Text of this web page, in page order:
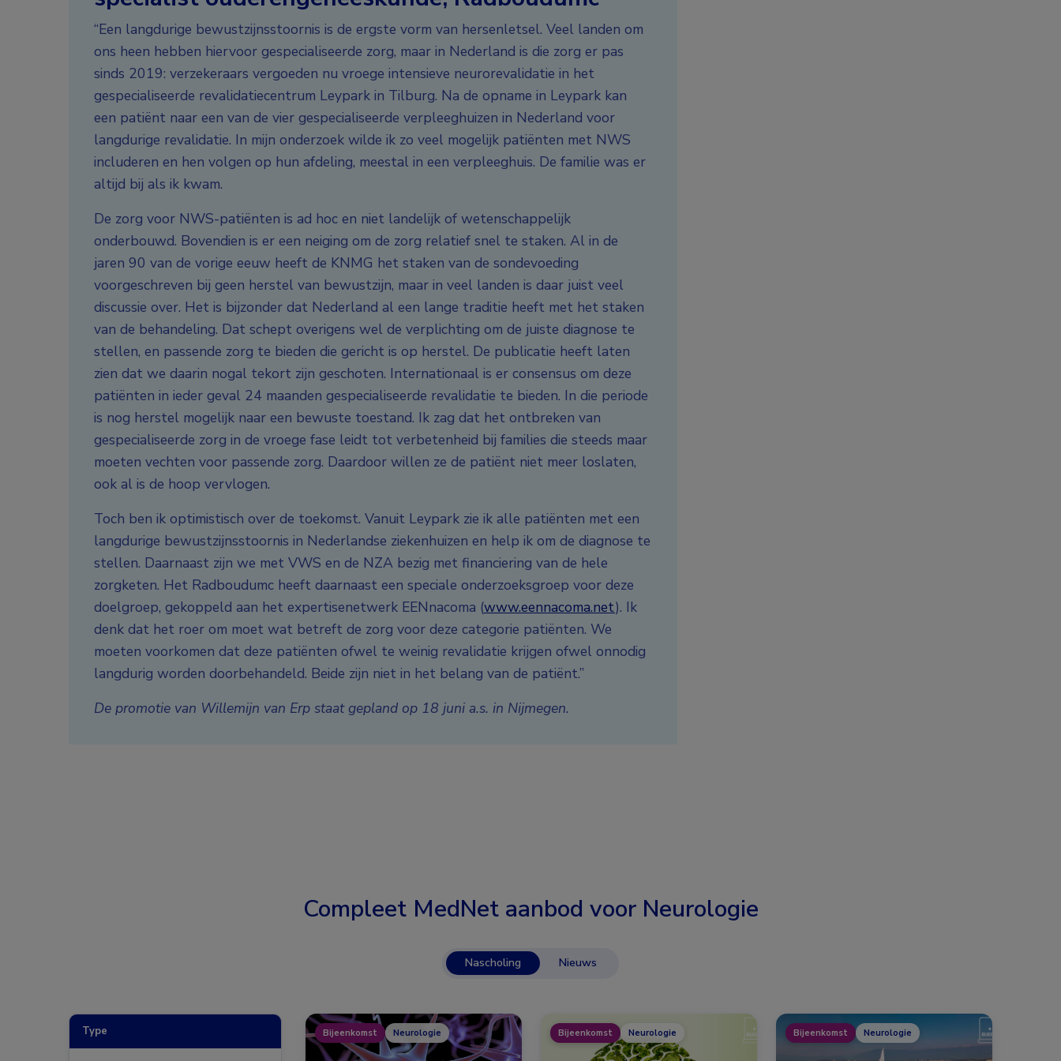
“Een langdurige bewustzijnsstoornis is de ergste vorm van hersenletsel. Veel landen om
ons heen hebben hiervoor gespecialiseerde zorg, maar in Nederland is die zorg er pas
sinds 2019: verzekeraars vergoeden nu vroege intensieve neurorevalidatie in het
gespecialiseerde revalidatiecentrum Leypark in Tilburg. Na de opname in Leypark kan
een patiënt naar een van de vier gespecialiseerde verpleeghuizen in Nederland voor
langdurige revalidatie. In mijn onderzoek wilde ik zo veel mogelijk patiënten met NWS
includeren en hen volgen op hun afdeling, meestal in een verpleeghuis. De familie was er
altijd bij als ik kwam.
De zorg voor NWS-patiënten is ad hoc en niet landelijk of wetenschappelijk
onderbouwd. Bovendien is er een neiging om de zorg relatief snel te staken. Al in de
jaren 90 van de vorige eeuw heeft de KNMG het staken van de sondevoeding
voorgeschreven bij geen herstel van bewustzijn, maar in veel landen is daar juist veel
discussie over. Het is bijzonder dat Nederland al een lange traditie heeft met het staken
van de behandeling. Dat schept overigens wel de verplichting om de juiste diagnose te
stellen, en passende zorg te bieden die gericht is op herstel. De publicatie heeft laten
zien dat we daarin nogal tekort zijn geschoten. Internationaal is er consensus om deze
patiënten in ieder geval 24 maanden gespecialiseerde revalidatie te bieden. In die periode
is nog herstel mogelijk naar een bewuste toestand. Ik zag dat het ontbreken van
gespecialiseerde zorg in de vroege fase leidt tot verbetenheid bij families die steeds maar
moeten vechten voor passende zorg. Daardoor willen ze de patiënt niet meer loslaten,
ook al is de hoop vervlogen.
Toch ben ik optimistisch over de toekomst. Vanuit Leypark zie ik alle patiënten met een
langdurige bewustzijnsstoornis in Nederlandse ziekenhuizen en help ik om de diagnose te
stellen. Daarnaast zijn we met VWS en de NZA bezig met financiering van de hele
zorgketen. Het Radboudumc heeft daarnaast een speciale onderzoeksgroep voor deze
doelgroep, gekoppeld aan het expertisenetwerk EENnacoma (www.eennacoma.net). Ik
denk dat het roer om moet wat betreft de zorg voor deze categorie patiënten. We
moeten voorkomen dat deze patiënten ofwel te weinig revalidatie krijgen ofwel onnodig
langdurig worden doorbehandeld. Beide zijn niet in het belang van de patiënt.”
De promotie van Willemijn van Erp staat gepland op 18 juni a.s. in Nijmegen.
Compleet MedNet aanbod voor Neurologie
Nascholing Nieuws
Type Bijeenkomst Neurologie Bijeenkomst Neurologie Bijeenkomst Neurologie